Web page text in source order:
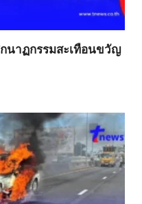
นาฏกรรมสะเทือนขวัญ